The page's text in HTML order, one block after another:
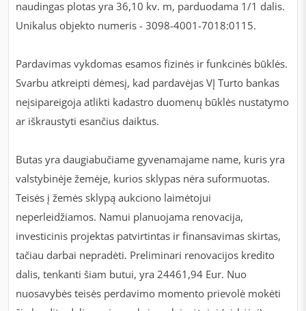
naudingas plotas yra 36,10 kv. m, parduodama 1/1 dalis.
Unikalus objekto numeris - 3098-4001-7018:0115.
Pardavimas vykdomas esamos fizinės ir funkcinės būklės.
Svarbu atkreipti dėmesį, kad pardavėjas VĮ Turto bankas
neįsipareigoja atlikti kadastro duomenų būklės nustatymo
ar iškraustyti esančius daiktus.
Butas yra daugiabučiame gyvenamajame name, kuris yra
valstybinėje žemėje, kurios sklypas nėra suformuotas.
Teisės į žemės sklypą aukciono laimėtojui
neperleidžiamos. Namui planuojama renovacija,
investicinis projektas patvirtintas ir finansavimas skirtas,
tačiau darbai nepradėti. Preliminari renovacijos kredito
dalis, tenkanti šiam butui, yra 24461,94 Eur. Nuo
nuosavybės teisės perdavimo momento prievolė mokėti